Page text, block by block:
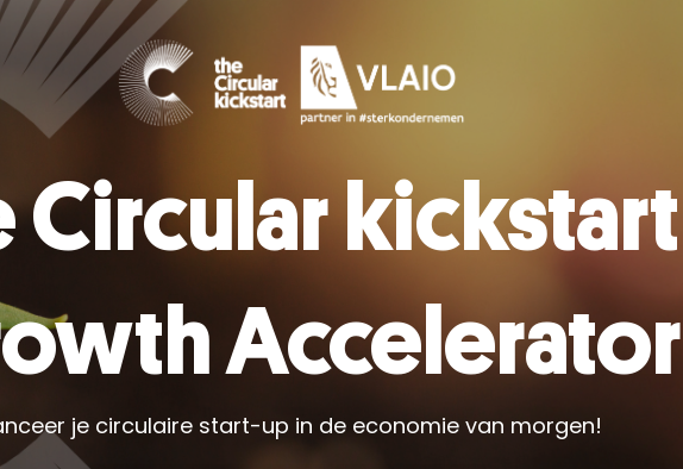
Circular kickstart
Accelerator
je circulaire start-up in de economie van morgen!